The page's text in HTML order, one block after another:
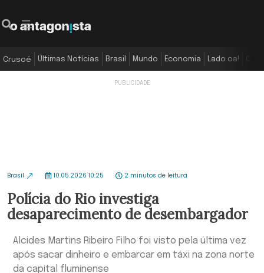
Crusoé Últimas Notícias Brasil Mundo Economia Lado oa!
Brasil 10.05.2026 10:25 2 minutos de leitura
Polícia do Rio investiga
desaparecimento de desembargador
Alcides Martins Ribeiro Filho foi visto pela última vez
após sacar dinheiro e embarcar em táxi na zona norte
da capital fluminense